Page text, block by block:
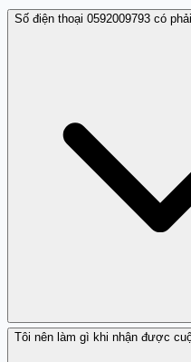
Số điện thoại 0592009793 có
Có, dựa trên các phản
Tôi nên làm gì khi nhận được